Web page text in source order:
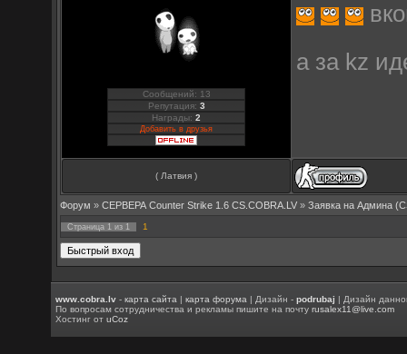
Сообщений: 13
Репутация: 3
Награды:2
Добавить в друзья
а за kz
( Латвия )
Форум » СЕРВЕРА Counter Strike 1.6 CS.COBRA.LV » Заявка на Aдмина
Страница 1 из 1 1
www.cobra.lv -карта сайта |карта форума | Дизайн -podrubaj | Дизайн
По вопросам сотрудничества и рекламы пишите на почтуrusalex11@live.com
Хостинг отuCoz